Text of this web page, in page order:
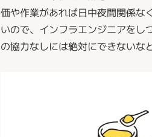
価や作業があれば日中夜間関係な
いので、インフラエンジニアをし
の協力なしには絶対にできないな